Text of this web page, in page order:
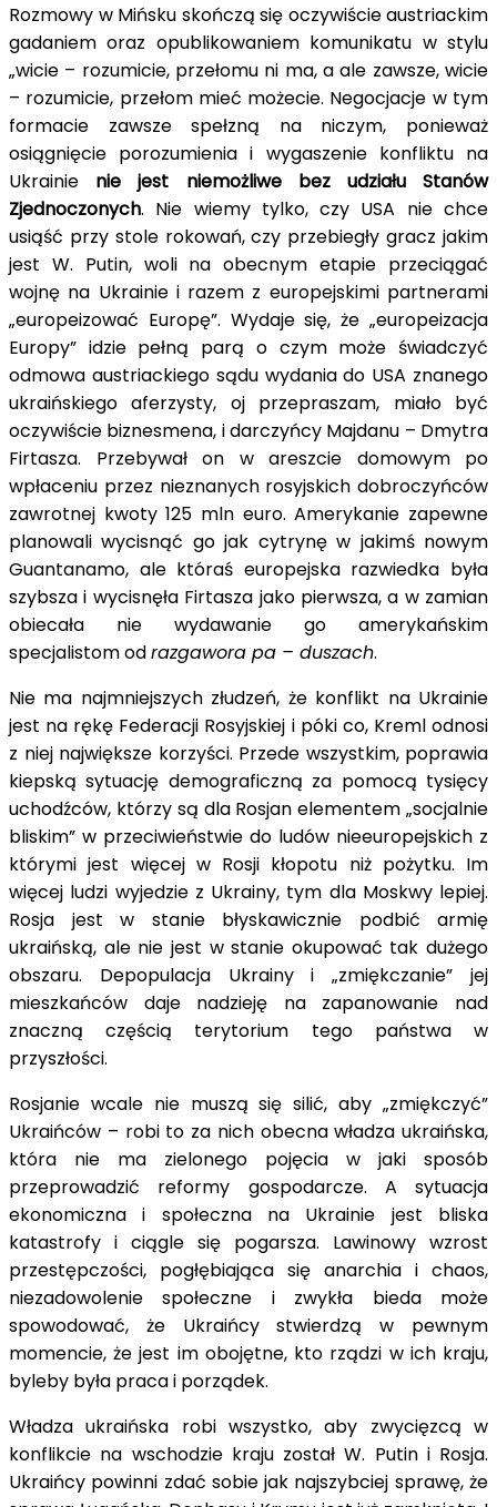
Rozmowy w Mińsku skończą się oczywiście austriackim
gadaniem oraz opublikowaniem komunikatu w stylu
„wicie – rozumicie, przełomu ni ma, a ale zawsze, wicie
– rozumicie, przełom mieć możecie. Negocjacje w tym
formacie zawsze spełzną na niczym, ponieważ
osiągnięcie porozumienia i wygaszenie konfliktu na
Ukrainie nie jest niemożliwe
bez udziału Stanów
Zjednoczonych. Nie wiemy tylko, czy USA nie chce
usiąść przy stole rokowań, czy przebiegły gracz jakim
jest W. Putin, woli na obecnym etapie przeciągać
wojnę na Ukrainie i razem z europejskimi partnerami
„europeizować Europę”. Wydaje się, że „europeizacja
Europy” idzie pełną parą o czym może świadczyć
odmowa austriackiego sądu wydania do USA znanego
ukraińskiego aferzysty, oj przepraszam, miało być
oczywiście biznesmena, i darczyńcy Majdanu – Dmytra
Firtasza. Przebywał on w areszcie domowym po
wpłaceniu przez nieznanych rosyjskich dobroczyńców
zawrotnej kwoty 125 mln euro. Amerykanie zapewne
planowali wycisnąć go jak cytrynę w jakimś nowym
Guantanamo, ale któraś europejska razwiedka była
szybsza i wycisnęła Firtasza jako pierwsza, a w zamian
obiecała nie wydawanie go amerykańskim
specjalistom odrazgawora pa – duszach.
Nie ma najmniejszych złudzeń, że konflikt na Ukrainie
jest na rękę Federacji Rosyjskiej i póki co, Kreml odnosi
z niej największe korzyści. Przede wszystkim, poprawia
kiepską sytuację demograficzną za pomocą tysięcy
uchodźców, którzy są dla Rosjan elementem „socjalnie
bliskim” w przeciwieństwie do ludów nieeuropejskich z
którymi jest więcej w Rosji kłopotu niż pożytku. Im
więcej ludzi wyjedzie z Ukrainy, tym dla Moskwy lepiej.
Rosja jest w stanie błyskawicznie podbić armię
ukraińską, ale nie jest w stanie okupować tak dużego
obszaru. Depopulacja Ukrainy i „zmiękczanie” jej
mieszkańców daje nadzieję na zapanowanie nad
znaczną częścią terytorium tego państwa w
przyszłości.
Rosjanie wcale nie muszą się silić, aby „zmiękczyć”
Ukraińców – robi to za nich obecna władza ukraińska,
która nie ma zielonego pojęcia w jaki sposób
przeprowadzić reformy gospodarcze. A sytuacja
ekonomiczna i społeczna na Ukrainie jest bliska
katastrofy i ciągle się pogarsza. Lawinowy wzrost
przestępczości, pogłębiająca się anarchia i chaos,
niezadowolenie społeczne i zwykła bieda może
spowodować, że Ukraińcy stwierdzą w pewnym
momencie, że jest im obojętne, kto rządzi w ich kraju,
byleby była praca i porządek.
Władza ukraińska robi wszystko, aby zwycięzcą w
konflikcie na wschodzie kraju został W. Putin i Rosja.
Ukraińcy powinni zdać sobie jak najszybciej sprawę, że